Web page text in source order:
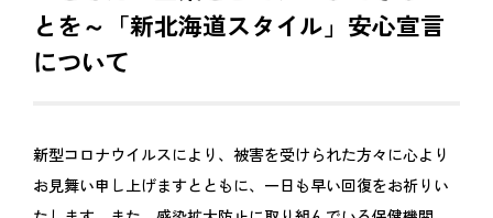
とを～「新北海道スタイル」安心宣言
について
新型コロナウイルスにより、被害を受けられた方々に心より
お見舞い申し上げますとともに、一日も早い回復をお祈りい